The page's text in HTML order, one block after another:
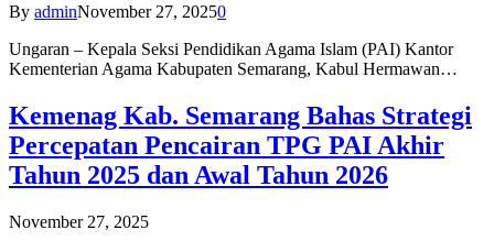
By adminNovember 27, 20250
Ungaran – Kepala Seksi Pendidikan Agama Islam (PAI) Kantor
Kementerian Agama Kabupaten Semarang, Kabul Hermawan…
Kemenag Kab. Semarang Bahas Strategi
Percepatan Pencairan TPG PAI Akhir
Tahun 2025 dan Awal Tahun 2026
November 27, 2025